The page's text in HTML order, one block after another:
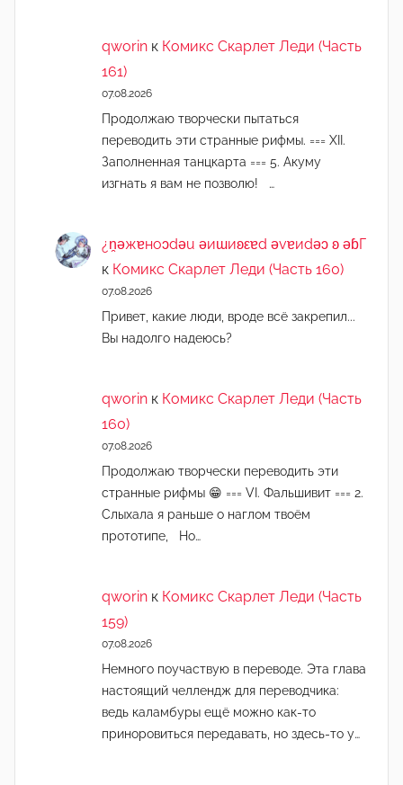
qworin к Комикс Скарлет Леди (Часть
161)
07.08.2026
Продолжаю творчески пытаться
переводить эти странные рифмы. === XII.
Заполненная танцкарта === 5. Акуму
изгнать я вам не позволю! …
¿n̯ǝжɐноɔdǝu ǝиɯиʚεɐd ǝvɐиdǝɔ ʚ ǝɓГ
к Комикс Скарлет Леди (Часть 160)
07.08.2026
Привет, какие люди, вроде всё закрепил...
Вы надолго надеюсь?
qworin к Комикс Скарлет Леди (Часть
160)
07.08.2026
Продолжаю творчески переводить эти
странные рифмы 😁 === VI. Фальшивит === 2.
Слыхала я раньше о наглом твоём
прототипе, Но…
qworin к Комикс Скарлет Леди (Часть
159)
07.08.2026
Немного поучаствую в переводе. Эта глава
настоящий челлендж для переводчика:
ведь каламбуры ещё можно как-то
приноровиться передавать, но здесь-то у…